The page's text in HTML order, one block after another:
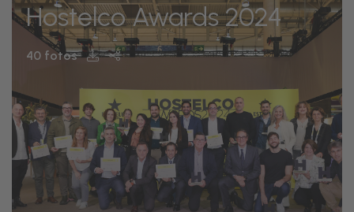
Hostelco Awards 2024
40 fotos